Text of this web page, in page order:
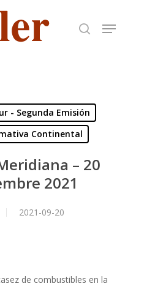
- Segunda Emisión
Continental
– 20
2021
2021-09-20
de combustibles en la